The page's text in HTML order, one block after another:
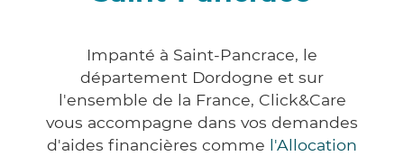
Impanté à Saint-Pancrace, le
département Dordogne et sur
l'ensemble de la France, Click&Care
vous accompagne dans vos demandes
d'aides financières comme l'Allocation